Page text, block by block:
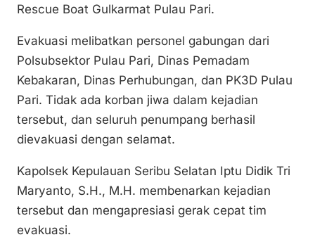
Rescue Boat Gulkarmat Pulau Pari.
Evakuasi melibatkan personel gabungan dari
Polsubsektor Pulau Pari, Dinas Pemadam
Kebakaran, Dinas Perhubungan, dan PK3D Pulau
Pari. Tidak ada korban jiwa dalam kejadian
tersebut, dan seluruh penumpang berhasil
dievakuasi dengan selamat.
Kapolsek Kepulauan Seribu Selatan Iptu Didik Tri
Maryanto, S.H., M.H. membenarkan kejadian
tersebut dan mengapresiasi gerak cepat tim
evakuasi.